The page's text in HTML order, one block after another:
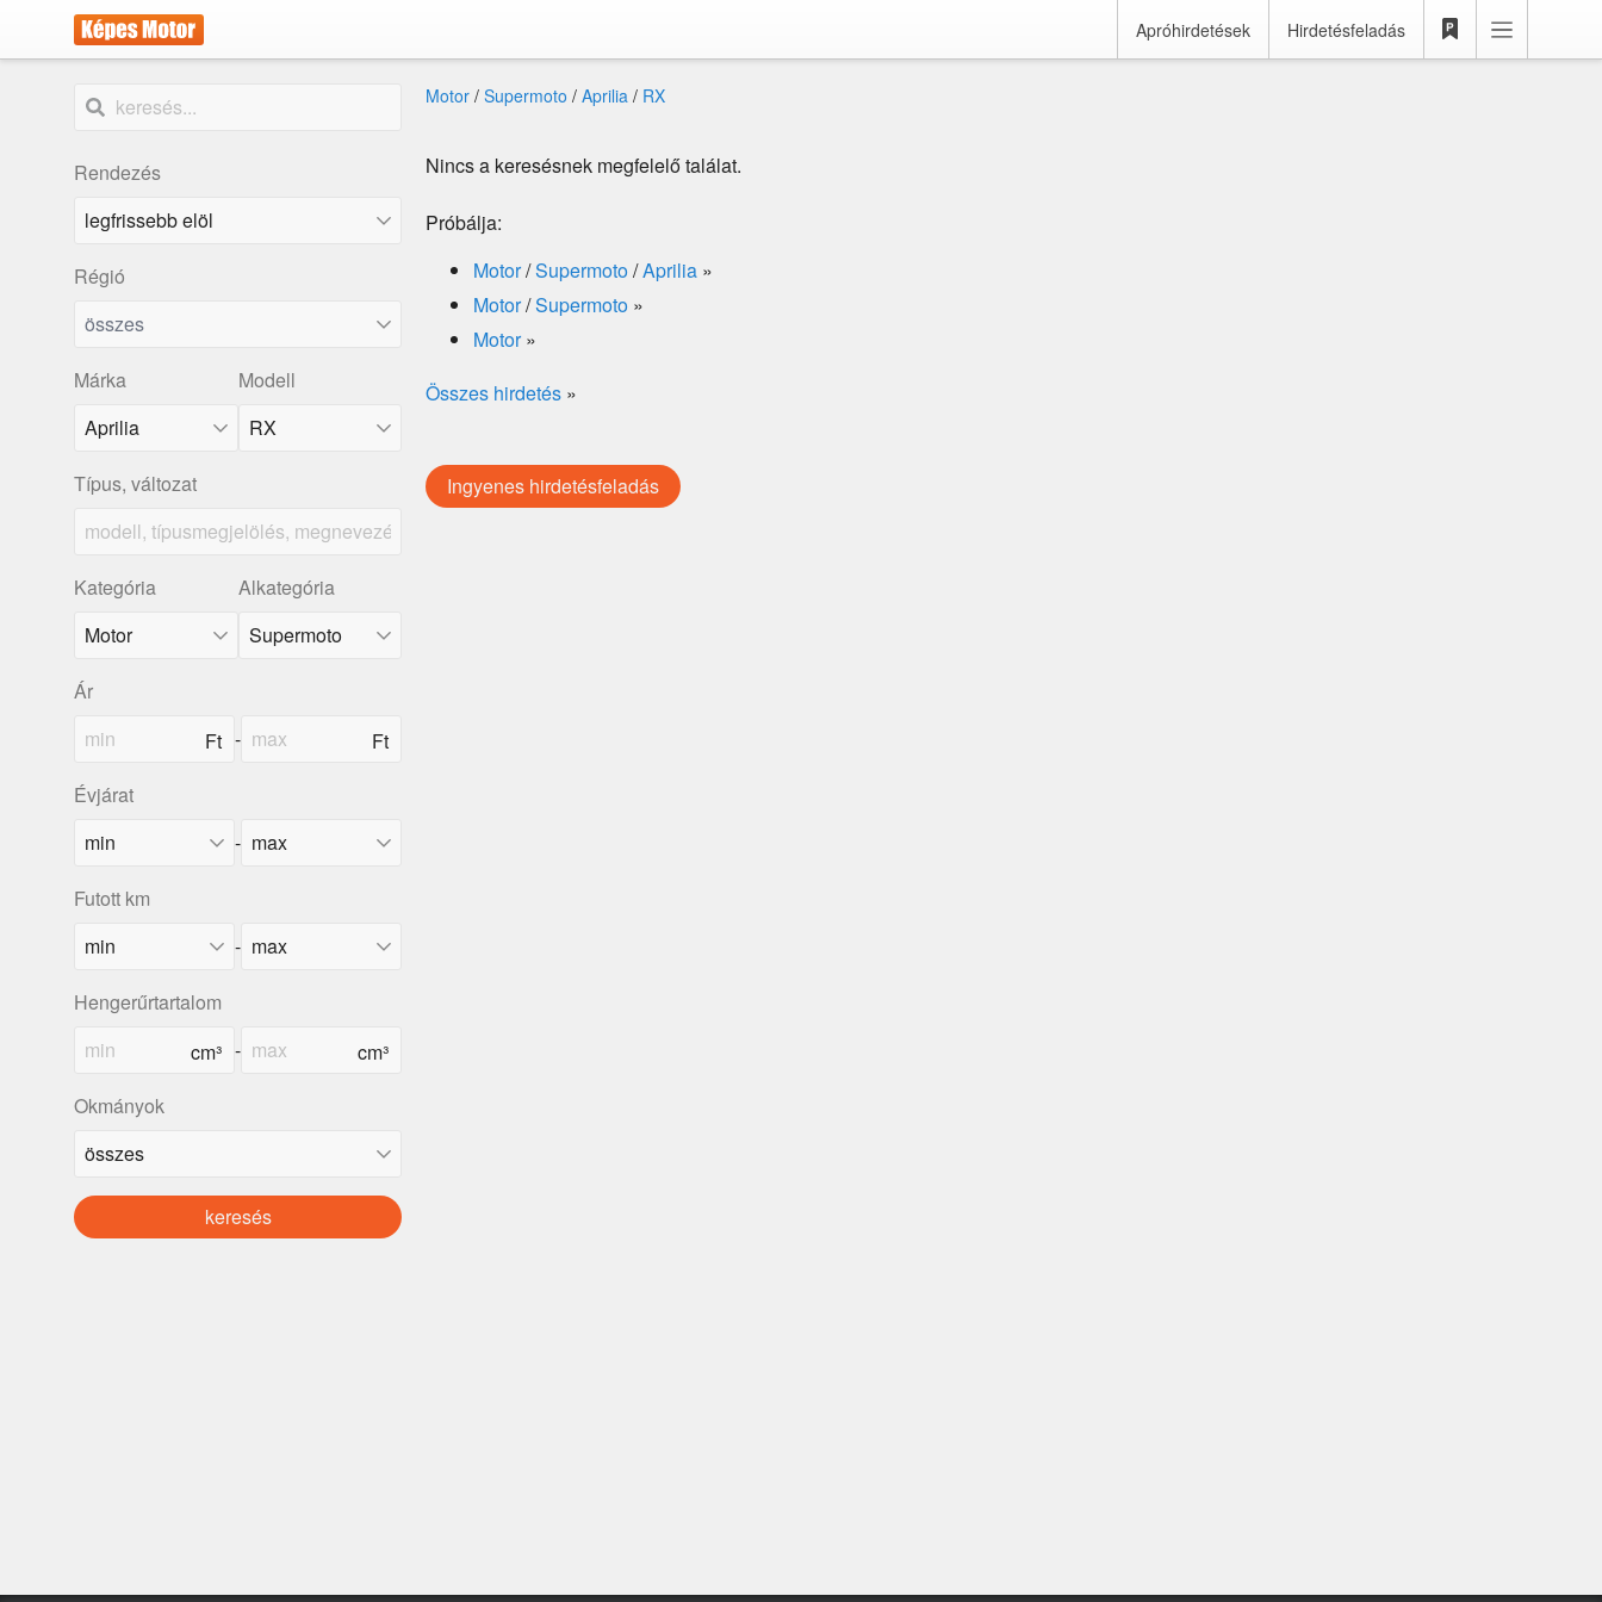
Apróhirdetések Hirdetésfeladás
Rendezés
Régió
összes
Márka
Aprilia
Modell
RX
Típus, változat
Kategória Alkategória
Ár
-
Évjárat
-
Futott km
-
Hengerűrtartalom
-
Okmányok
keresés
Motor / Supermoto / Aprilia / RX
Nincs a keresésnek megfelelő találat.
Próbálja:
Motor/Supermoto/Aprilia »
Motor/Supermoto »
Motor»
Összes hirdetés »
Ingyenes hirdetésfeladás